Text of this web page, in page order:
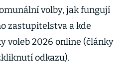
volby, jak fungují
zastupitelstva a kde
voleb 2026 online (články
odkazu).